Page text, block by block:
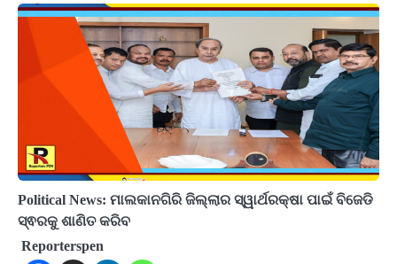
Political News: ମାଲକାନଗିରି ଜିଲ୍ଲାର ସ୍ୱାର୍ଥରକ୍ଷା ପାଇଁ ବିଜେଡି
ସ୍ଵରକୁ ଶାଣିତ କରିବ
Reporterspen